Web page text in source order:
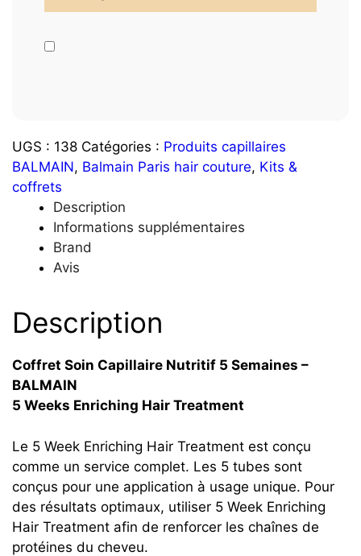
UGS : 138 Catégories : Produits capillaires
BALMAIN, Balmain Paris hair couture, Kits &
coffrets
Description
Informations supplémentaires
Brand
Avis
Description
Coffret Soin Capillaire Nutritif 5 Semaines –
BALMAIN
5 Weeks Enriching Hair Treatment
Le 5 Week Enriching Hair Treatment est conçu
comme un service complet. Les 5 tubes sont
conçus pour une application à usage unique. Pour
des résultats optimaux, utiliser 5 Week Enriching
Hair Treatment afin de renforcer les chaînes de
protéines du cheveu.